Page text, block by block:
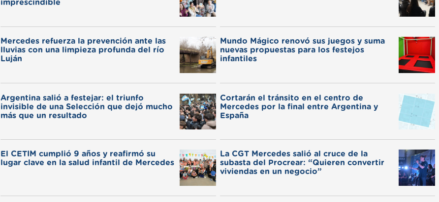
imprescindible
Mercedes refuerza la prevención ante las
lluvias con una limpieza profunda del río
Luján
Mundo Mágico renovó sus juegos y suma
nuevas propuestas para los festejos
infantiles
Argentina salió a festejar: el triunfo
invisible de una Selección que dejó mucho
más que un resultado
Cortarán el tránsito en el centro de
Mercedes por la final entre Argentina y
España
El CETIM cumplió 9 años y reafirmó su
lugar clave en la salud infantil de Mercedes
La CGT Mercedes salió al cruce de la
subasta del Procrear: “Quieren convertir
viviendas en un negocio”